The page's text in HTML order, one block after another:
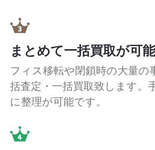
まとめて一括買取が可能
フィス移転や閉鎖時の大量の
括査定・一括買取致します。
に整理が可能です。